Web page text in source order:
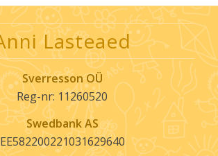
Lasteaed
Sverresson OÜ
Reg-nr: 11260520
Swedbank AS
EE582200221031629640